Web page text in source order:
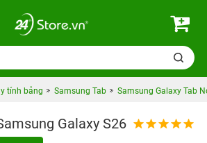
tính bảng Samsung Tab Samsung Galaxy Tab
Galaxy S26